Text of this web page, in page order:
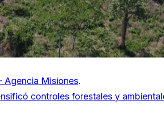
Agencia Misiones.
controles forestales y